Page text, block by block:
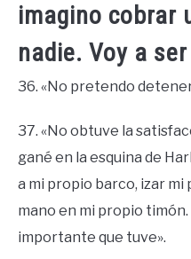
imagino cobrar
nadie. Voy a
36. «No pretendo
37. «No obtuve la
gané en la esquina de
a mi propio barco, izar mi
mano en mi propio timón.
importante que tuve».